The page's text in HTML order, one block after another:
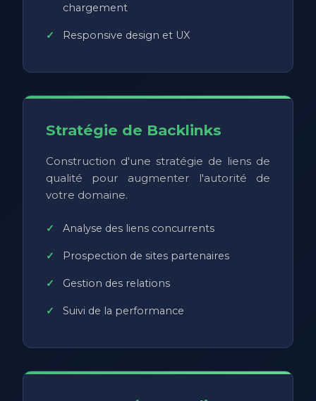
chargement
Responsive design et UX
Stratégie de Backlinks
Construction d'une stratégie de liens de
qualité pour augmenter l'autorité de
votre domaine.
Analyse des liens concurrents
Prospection de sites partenaires
Gestion des relations
Suivi de la performance